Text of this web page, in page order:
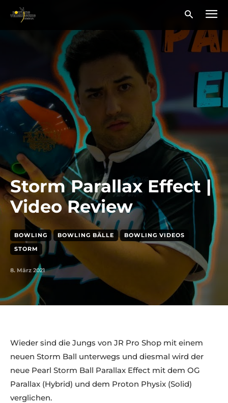
Storm Parallax Effect |
Video Review
BOWLING BOWLING BÄLLE
BOWLING VIDEOS
STORM
8. März 2021
Wieder sind die Jungs von JR Pro Shop mit einem
neuen Storm Ball unterwegs und diesmal wird der
neue Pearl Storm Ball Parallax Effect mit dem OG
Parallax (Hybrid) und dem Proton Physix (Solid)
verglichen.